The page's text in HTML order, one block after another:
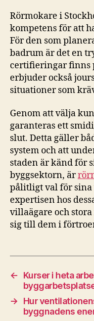
Rörmokare i
kompetens för att
För den som
badrum är det en
certifieringar finns
erbjuder också
situationer som
Genom att välja
garanteras ett
slut. Detta gäller
system och att
staden är känd för
byggsektorn, är
pålitligt val för sina
expertisen hos
villaägare och
sig till dem i
←
Kurser i heta
→
Hur
byggnadens